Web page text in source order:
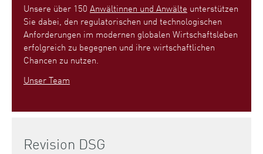
Unsere über 150 Anwältinnen und Anwälte unterstützen
Sie dabei, den regulatorischen und technologischen
Anforderungen im modernen globalen Wirtschaftsleben
erfolgreich zu begegnen und ihre wirtschaftlichen
Chancen zu nutzen.
Unser Team
Revision DSG